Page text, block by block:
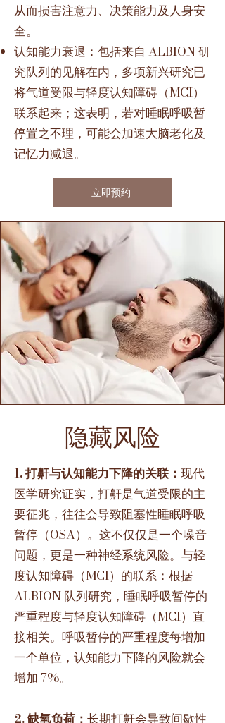
从而损害注意力、决策能力及人身安
全。
认知能力衰退：包括来自 ALBION 研
究队列的见解在内，多项新兴研究已
将气道受限与轻度认知障碍（MCI）
联系起来；这表明，若对睡眠呼吸暂
停置之不理，可能会加速大脑老化及
记忆力减退。
立即预约
隐藏风险
1. 打鼾与认知能力下降的关联： 现代
医学研究证实，打鼾是气道受限的主
要征兆，往往会导致阻塞性睡眠呼吸
暂停（OSA）。这不仅仅是一个噪音
问题，更是一种神经系统风险。与轻
度认知障碍（MCI）的联系：根据
ALBION 队列研究，睡眠呼吸暂停的
严重程度与轻度认知障碍（MCI）直
接相关。呼吸暂停的严重程度每增加
一个单位，认知能力下降的风险就会
增加 7%。
2. 缺氧负荷： 长期打鼾会导致间歇性